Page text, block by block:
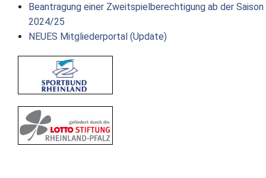
Beantragung einer Zweitspielberechtigung ab der Saison
2024/25
NEUES Mitgliederportal (Update)